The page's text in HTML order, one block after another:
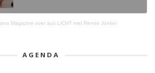
Magazine over aus LICHT met Renee Jonker
AGENDA